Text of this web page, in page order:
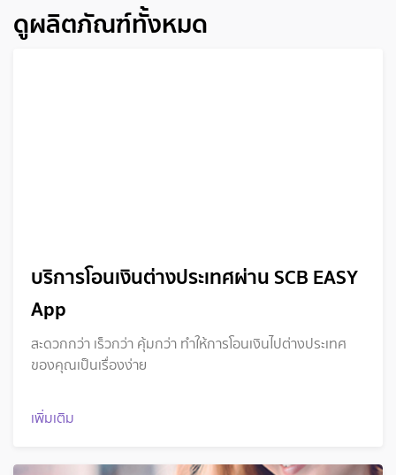
ดูผลิตภัณฑ์ทั้งหมด
บริการโอนเงินต่างประเทศผ่าน SCB EASY
App
สะดวกกว่า เร็วกว่า คุ้มกว่า ทำให้การโอนเงินไปต่างประเทศ
ของคุณเป็นเรื่องง่าย
เพิ่มเติม